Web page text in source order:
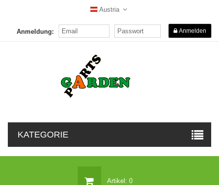
Austria
Anmeldung: Anmelden
KATEGORIE
Artikel: 0